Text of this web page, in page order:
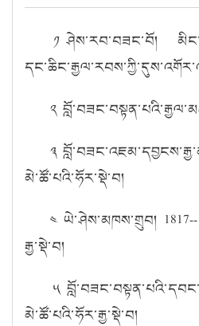
༡ ཤེས་རབ་བཟང་བོ།
༢
༣
མེ་ཚོ་པའི་ཧོར་སྡེ་བ།
༤ ཡེ་ཤེས་མཁས་གྲུབ།
རྒྱ་སྡེ་བ།
༥
མེ་ཚོ་པའི་ཧོར་རྒྱ་སྡེ་བ།